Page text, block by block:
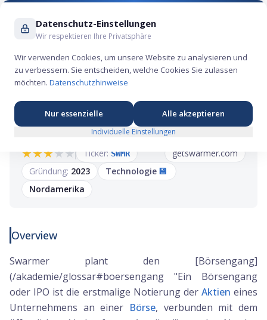
Suche ...
Swarmer IPO: Drohnenschwarm-Software aus
dem Ukraine-Krieg an die Nasdaq
★★★★★ Ticker: SWMR
getswarmer.com
Gründung: 2023 Technologie 💾
Nordamerika
Overview
Swarmer plant den [Börsengang]
(/akademie/glossar#boersengang "Ein Börsengang
oder IPO ist die erstmalige Notierung der Aktien eines
Unternehmens an einer Börse, verbunden mit dem
Datenschutz-Einstellungen
Wir respektieren Ihre Privatsphäre
Wir verwenden Cookies, um unsere Website zu analysieren und
zu verbessern. Sie entscheiden, welche Cookies Sie zulassen
möchten. Datenschutzhinweise
Nur essenzielle Alle akzeptieren
Individuelle Einstellungen